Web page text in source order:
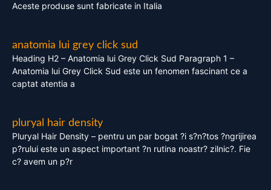
Aceste produse sunt fabricate in Italia
anatomia lui grey click sud
Heading H2 – Anatomia lui Grey Click Sud Paragraph 1 –
Anatomia lui Grey Click Sud este un fenomen fascinant ce a
captat atentia a
pluryal hair density
Pluryal Hair Density – pentru un par bogat ?i s?n?tos ?ngrijirea
p?rului este un aspect important ?n rutina noastr? zilnic?. Fie
c? avem un p?r